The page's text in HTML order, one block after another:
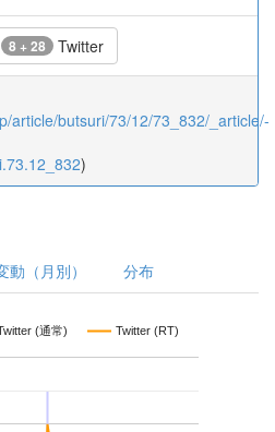
8 + 28 Twitter
article/butsuri/73/12/73_832/_article/-
)
動（月別） 分布
(通常) Twitter (RT)